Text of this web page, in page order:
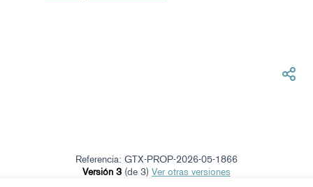
Referencia: GTX-PROP-2026-05-1866
Versión 3 (de 3)
ver otras versiones